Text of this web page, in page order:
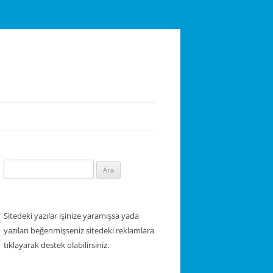
Sitedeki yazılar işinize yaramışsa yada
yazıları beğenmişseniz sitedeki reklamlara
tıklayarak destek olabilirsiniz.